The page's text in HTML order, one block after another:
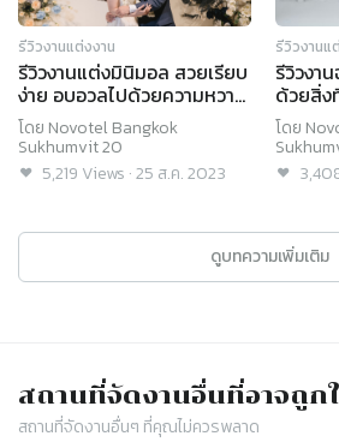
รีวิวงานแต่งงาน
รีวิวงานแต่งมินิมอล สวยเรียบ
ง่าย อบอวลไปด้วยความหวาน
@Novotel Bangkok
Sukhumvit 20
โดย Novotel Bangkok
Sukhumvit 20
5,219 Views ·25 ส.ค. 2023
รีวิวงานแ
รีวิวงา
ด้วยสิ่ง
จาก
โดย
ดูบทความเพิ่มเติม
สถานที่จัดงานอื่นที่อาจถูก
สถานที่จัดงานอื่นๆ ที่คุณไม่ควรพลาด